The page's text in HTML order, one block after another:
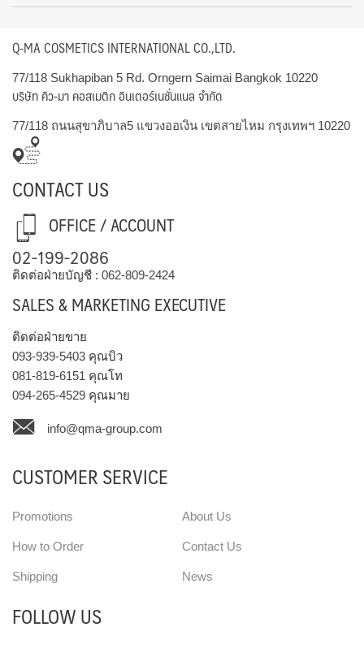
Q-MA COSMETICS INTERNATIONAL CO.,LTD.
77/118 Sukhapiban 5 Rd. Orngern Saimai Bangkok 10220
บริษัท คิว-มา คอสเมติก อินเตอร์เนชั่นแนล จำกัด
77/118 ถนนสุขาภิบาล5 แขวงออเงิน เขตสายไหม กรุงเทพฯ 10220
CONTACT US
OFFICE / ACCOUNT
02-199-2086
ติดต่อฝ่ายบัญชี : 062-809-2424
SALES & MARKETING EXECUTIVE
ติดต่อฝ่ายขาย
093-939-5403 คุณบิว
081-819-6151 คุณโท
094-265-4529 คุณมาย
info@qma-group.com
CUSTOMER SERVICE
Promotions
How to Order
Shipping
About Us
Contact Us
News
FOLLOW US